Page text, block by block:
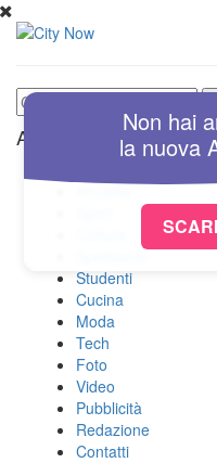
Altre Sezioni
Attualità
Spettacolo
Studenti
Cucina
Moda
Tech
Foto
Video
Pubblicità
Redazione
Contatti
Non hai
la nuova